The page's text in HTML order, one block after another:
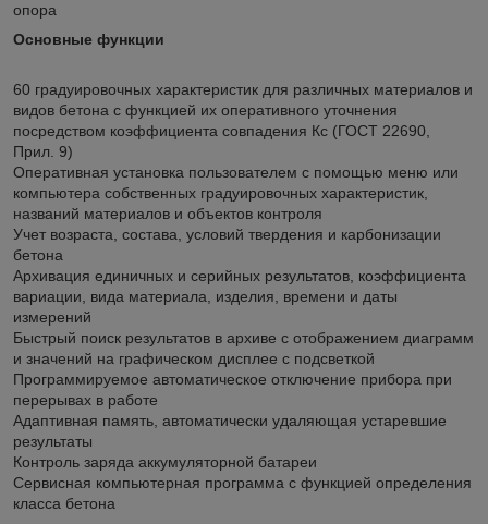
опора
Основные функции
60 градуировочных характеристик для различных материалов и
видов бетона с функцией их оперативного уточнения
посредством коэффициента совпадения Кс (ГОСТ 22690,
Прил. 9)
Оперативная установка пользователем с помощью меню или
компьютера собственных градуировочных характеристик,
названий материалов и объектов контроля
Учет возраста, состава, условий твердения и карбонизации
бетона
Архивация единичных и серийных результатов, коэффициента
вариации, вида материала, изделия, времени и даты
измерений
Быстрый поиск результатов в архиве с отображением диаграмм
и значений на графическом дисплее с подсветкой
Программируемое автоматическое отключение прибора при
перерывах в работе
Адаптивная память, автоматически удаляющая устаревшие
результаты
Контроль заряда аккумуляторной батареи
Сервисная компьютерная программа с функцией определения
класса бетона